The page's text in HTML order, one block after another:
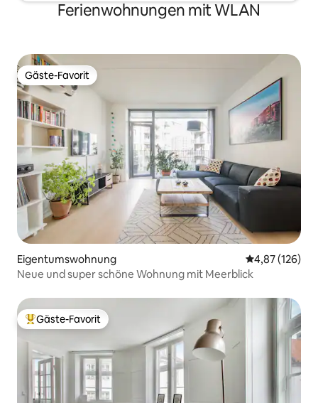
Ferienwohnungen mit WLAN
Gäste-Favorit
Gäste-Favorit
Eigentumswohnung
4,87 (126)
Neue und super schöne Wohnung mit Meerblick
Beliebter Gäste-Favorit.
Gäste-Favorit